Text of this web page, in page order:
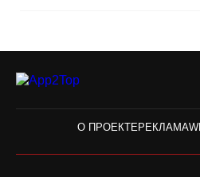
О ПРОЕКТЕРЕКЛАМА